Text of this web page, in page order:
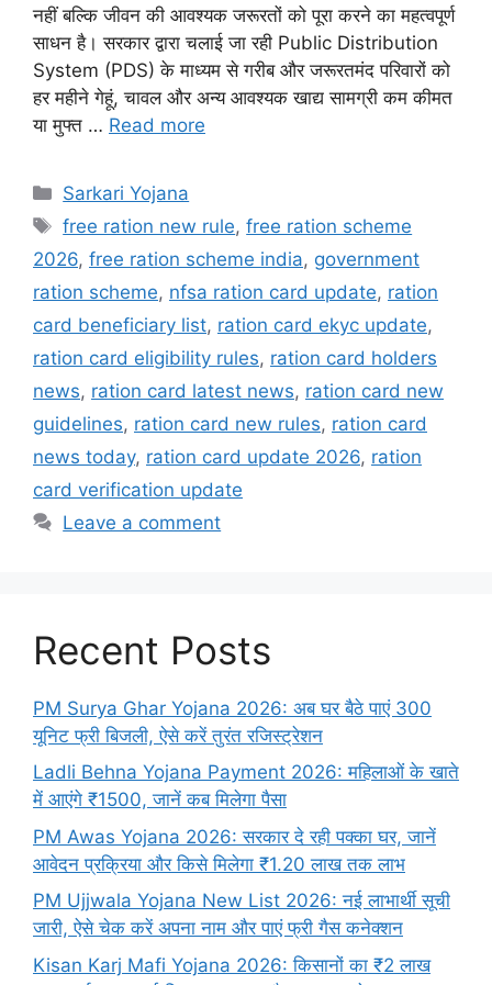
नहीं बल्कि जीवन की आवश्यक जरूरतों को पूरा करने का महत्वपूर्ण
साधन है। सरकार द्वारा चलाई जा रही Public Distribution
System (PDS) के माध्यम से गरीब और जरूरतमंद परिवारों को
हर महीने गेहूं, चावल और अन्य आवश्यक खाद्य सामग्री कम कीमत
या मुफ्त … Read more
Categories
Sarkari Yojana
Tags
free ration new rule,free ration scheme
2026, free ration scheme india, government
ration scheme, nfsa ration card update, ration
card beneficiary list, ration card ekyc update,
ration card eligibility rules, ration card holders
news, ration card latest news, ration card new
guidelines, ration card new rules, ration card
news today, ration card update 2026, ration
card verification update
Leave a comment
Recent Posts
PM Surya Ghar Yojana 2026: अब घर बैठे पाएं 300
यूनिट फ्री बिजली, ऐसे करें तुरंत रजिस्ट्रेशन
Ladli Behna Yojana Payment 2026: महिलाओं के खाते
में आएंगे ₹1500, जानें कब मिलेगा पैसा
PM Awas Yojana 2026: सरकार दे रही पक्का घर, जानें
आवेदन प्रक्रिया और किसे मिलेगा ₹1.20 लाख तक लाभ
PM Ujjwala Yojana New List 2026: नई लाभार्थी सूची
जारी, ऐसे चेक करें अपना नाम और पाएं फ्री गैस कनेक्शन
Kisan Karj Mafi Yojana 2026: किसानों का ₹2 लाख